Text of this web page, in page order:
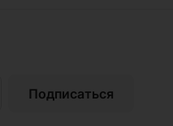
Подписаться